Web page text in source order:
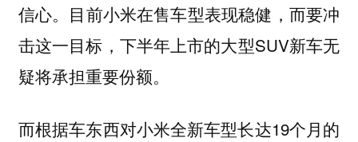
信心。目前小米在售车型表现稳健，而要冲
击这一目标，下半年上市的大型SUV新车无
疑将承担重要份额。
而根据车东西对小米全新车型长达19个月的